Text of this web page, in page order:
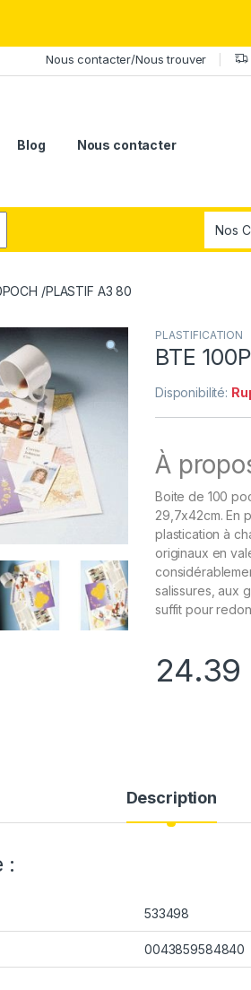
Nous contacter/Nous trouver
Blog Nous contacter
/PLASTIF A3 80
PLASTIFICATION
BTE
Disponibilité:
À
Boite de 100
29,7x42cm. En
plastication à
originaux en
salissures, aux
suffit pour
24.39
Description
:
533498
0043859584840